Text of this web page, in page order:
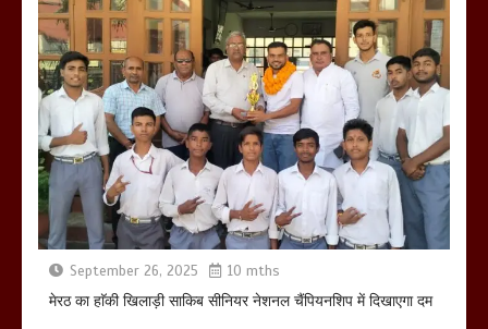
होलिका रखने पर लात मार कर होलिका को किया
तहस नहस,मोहल्ले वालों के साथ की गई गाली
गलोच ,कहा अगर रखी गई होली तो होगा खून
खराबा,
March 11, 2025
September 26, 2025 10 mths
मेरठ का हाॅकी खिलाड़ी साकिब सीनियर नेशनल चैंपियनशिप में दिखाएगा दम